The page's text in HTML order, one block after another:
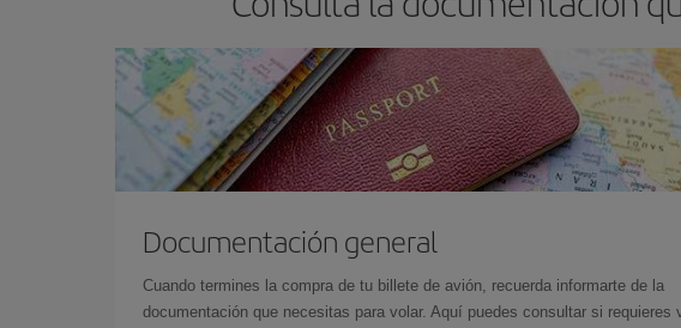
Documentación general
Cuando termines la compra de tu billete de avión, recuerda informarte de la
documentación que necesitas para volar. Aquí puedes consultar si requieres